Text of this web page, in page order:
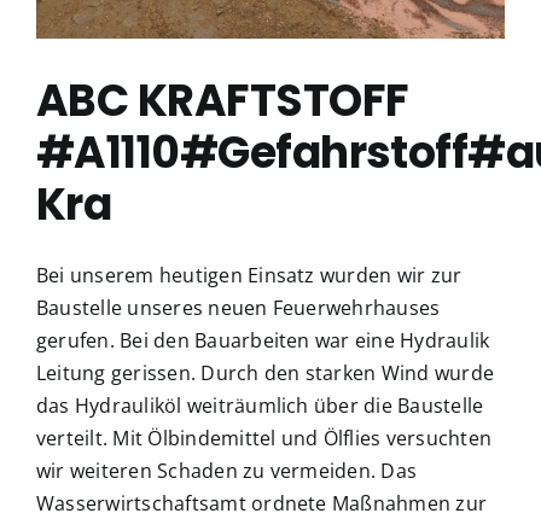
ABC KRAFTSTOFF
Kra
Bei unserem heutigen Einsatz wurden wir zur
Baustelle unseres neuen Feuerwehrhauses
gerufen. Bei den Bauarbeiten war eine Hydraulik
Leitung gerissen. Durch den starken Wind wurde
das Hydrauliköl weiträumlich über die Baustelle
verteilt. Mit Ölbindemittel und Ölflies versuchten
wir weiteren Schaden zu vermeiden. Das
Wasserwirtschaftsamt ordnete Maßnahmen zur